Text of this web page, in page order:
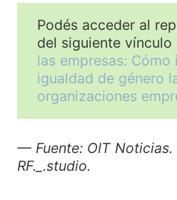
Podés acceder al
del siguiente
las empresas: Cómo
igualdad de género
organizaciones
— Fuente: OIT
RF._.studio.